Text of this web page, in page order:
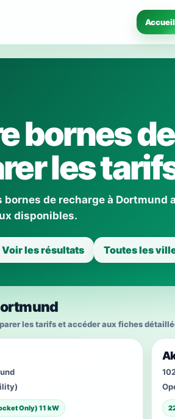
Accueil
bornes
les
de recharge à
disponibles.
Voir les résultats Toutes les
les tarifs et accéder aux fiches
Only) 11 kW